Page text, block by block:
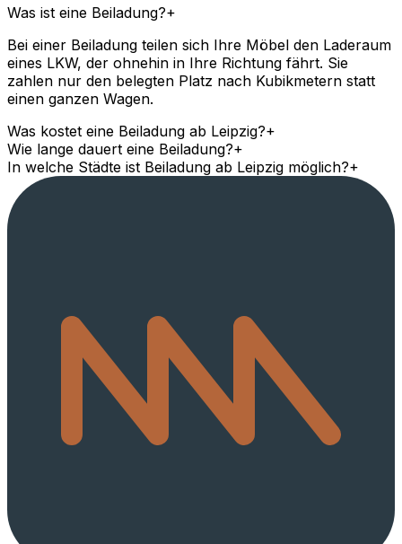
Was ist eine Beiladung?+
Bei einer Beiladung teilen sich Ihre Möbel den Laderaum
eines LKW, der ohnehin in Ihre Richtung fährt. Sie
zahlen nur den belegten Platz nach Kubikmetern statt
einen ganzen Wagen.
Was kostet eine Beiladung ab Leipzig?+
Wie lange dauert eine Beiladung?+
In welche Städte ist Beiladung ab Leipzig möglich?+